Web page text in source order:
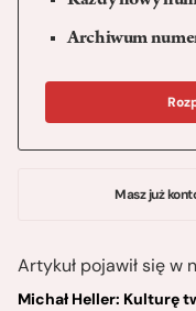
Archiwum
Masz już
Artykuł pojawił się w
Michał Heller: Kulturę